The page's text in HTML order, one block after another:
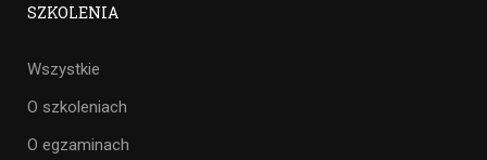
SZKOLENIA
Wszystkie
O szkoleniach
O egzaminach